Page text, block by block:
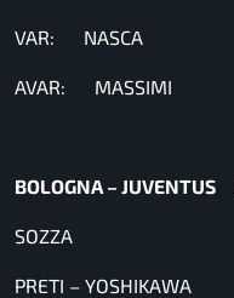
VAR: NASCA
AVAR: MASSIMI
BOLOGNA – JUVENTUS
SOZZA
PRETI – YOSHIKAWA